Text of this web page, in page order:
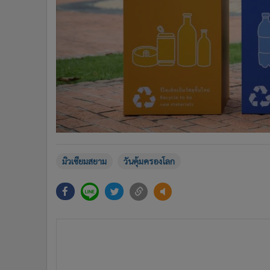
มิวเซียมสยาม วันคุ้มครองโลก